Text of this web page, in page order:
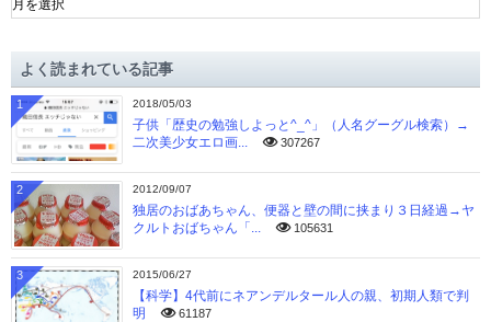
ー
ブよく読まれている記事
2018/05/03
子供「歴史の勉強しよっと^_^」（人名グーグル検索）→
二次美少女エロ画...
307267
1
2012/09/07
独居のおばあちゃん、便器と壁の間に挟まり３日経過→ヤ
クルトおばちゃん「...
105631
2
2015/06/27
【科学】4代前にネアンデルタール人の親、初期人類で判
明
61187
3